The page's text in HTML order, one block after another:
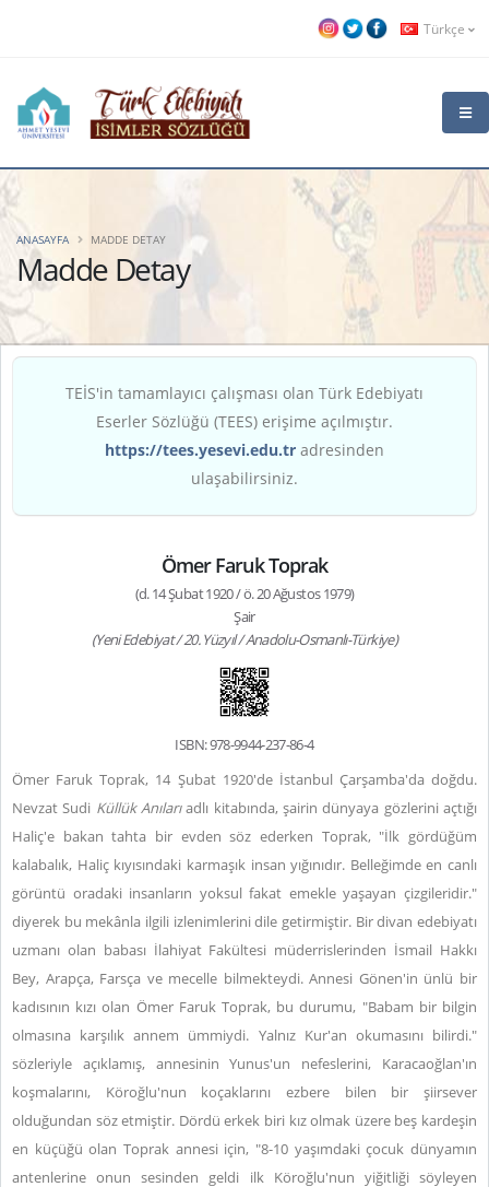
Türkçe
Madde Detay
ANASAYFA MADDE DETAY
TEİS'in tamamlayıcı çalışması olan Türk Edebiyatı
Eserler Sözlüğü (TEES) erişime açılmıştır.
https://tees.yesevi.edu.tr adresinden
ulaşabilirsiniz.
Ömer Faruk Toprak
(d. 14 Şubat 1920 / ö. 20 Ağustos 1979)
Şair
(Yeni Edebiyat / 20. Yüzyıl / Anadolu-Osmanlı-Türkiye)
ISBN: 978-9944-237-86-4
Ömer Faruk Toprak, 14 Şubat 1920'de İstanbul Çarşamba'da doğdu.
Nevzat Sudi Küllük Anılarıadlı kitabında, şairin dünyaya gözlerini açtığı
Haliç'e bakan tahta bir evden söz ederken Toprak, "İlk gördüğüm
kalabalık, Haliç kıyısındaki karmaşık insan yığınıdır. Belleğimde en canlı
görüntü oradaki insanların yoksul fakat emekle yaşayan çizgileridir."
diyerek bu mekânla ilgili izlenimlerini dile getirmiştir. Bir divan edebiyatı
uzmanı olan babası İlahiyat Fakültesi müderrislerinden İsmail Hakkı
Bey, Arapça, Farsça ve mecelle bilmekteydi. Annesi Gönen'in ünlü bir
kadısının kızı olan Ömer Faruk Toprak, bu durumu, "Babam bir bilgin
olmasına karşılık annem ümmiydi. Yalnız Kur'an okumasını bilirdi."
sözleriyle açıklamış, annesinin Yunus'un nefeslerini, Karacaoğlan'ın
koşmalarını, Köroğlu'nun koçaklarını ezbere bilen bir şiirsever
olduğundan söz etmiştir. Dördü erkek biri kız olmak üzere beş kardeşin
en küçüğü olan Toprak annesi için, "8-10 yaşımdaki çocuk dünyamın
antenlerine onun sesinden geldi ilk Köroğlu'nun yiğitliği söyleyen